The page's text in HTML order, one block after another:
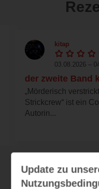
kitap
03.08.2026 –
der zweite Band
„Mörderisch
Strickcrew“ ist ein
Autorin...
Alle 126
Update zu